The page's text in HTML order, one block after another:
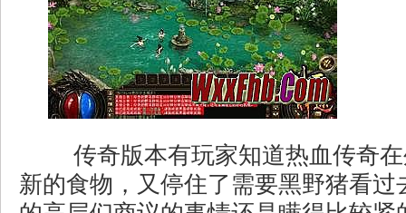
传奇版本有玩家知道热血传奇
新的食物，又停住了需要黑野猪看过